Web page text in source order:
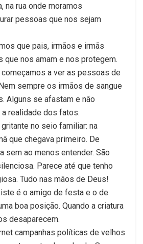
na rua onde moramos
pessoas que nos sejam
que pais, irmãos e irmãs
que nos amam e nos protegem.
a ver as pessoas de
sempre os irmãos de sangue
Alguns se afastam e não
realidade dos fatos.
no seio familiar: na
que chegava primeiro. De
sem ao menos entender. São
Parece até que tenho
Tudo nas mãos de Deus!
é o amigo de festa e o de
boa posição. Quando a criatura
desaparecem.
campanhas políticas de velhos